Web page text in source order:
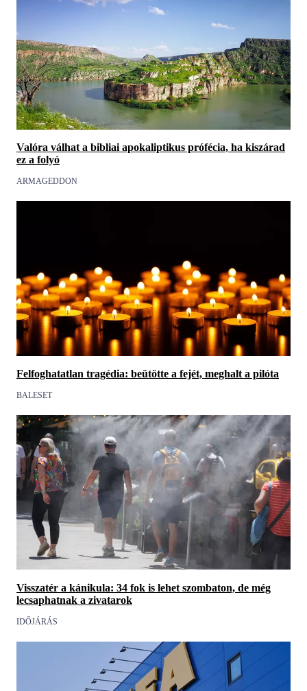
Valóra válhat a bibliai apokaliptikus prófécia, ha kiszárad
ez a folyó
ARMAGEDDON
Felfoghatatlan tragédia: beütötte a fejét, meghalt a pilóta
BALESET
Visszatér a kánikula: 34 fok is lehet szombaton, de még
lecsaphatnak a zivatarok
IDŐJÁRÁS